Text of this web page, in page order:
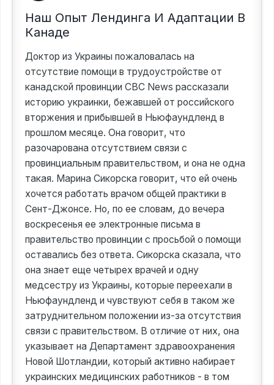
Наш Опыт Лендинга И Адаптации В
Канаде
Доктор из Украины пожаловалась на
отсутствие помощи в трудоустройстве от
канадской провинции CBC News рассказали
историю украинки, бежавшей от российского
вторжения и прибывшей в Ньюфаундленд в
прошлом месяце. Она говорит, что
разочарована отсутствием связи с
провинциальным правительством, и она не одна
такая. Марина Сикорска говорит, что ей очень
хочется работать врачом общей практики в
Сент-Джонсе. Но, по ее словам, до вечера
воскресенья ее электронные письма в
правительство провинции с просьбой о помощи
оставались без ответа. Сикорска сказала, что
она знает еще четырех врачей и одну
медсестру из Украины, которые переехали в
Ньюфаундленд и чувствуют себя в таком же
затруднительном положении из-за отсутствия
связи с правительством. В отличие от них, она
указывает на Департамент здравоохранения
Новой Шотландии, который активно набирает
украинских медицинских работников - в том